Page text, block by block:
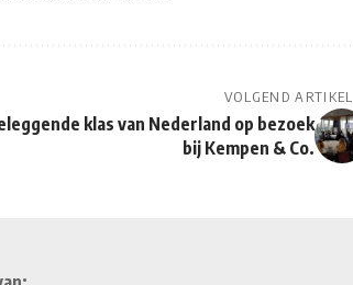
VOLGEND ARTIKEL
klas van Nederland op bezoek
bij Kempen & Co.